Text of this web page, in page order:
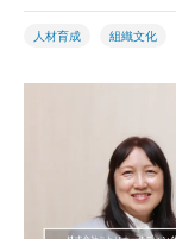
人材育成 組織文化